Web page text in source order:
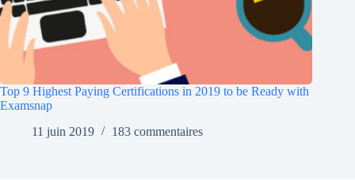
Top 9 Highest Paying Certifications in 2019 to be Ready with
Examsnap
11 juin 2019
183 commentaires